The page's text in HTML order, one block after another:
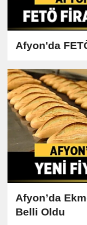
Afyon'da
Afyon’da
Belli Oldu